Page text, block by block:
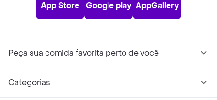
App Store Google play AppGallery
Peça sua comida favorita perto de você
Categorias